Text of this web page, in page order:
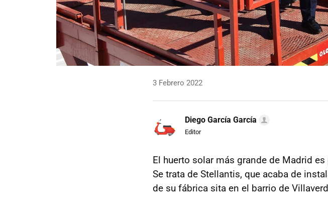
3 Febrero 2022
Diego García García
Editor
El huerto solar más grande de Madrid
Se trata de Stellantis, que acaba de
de su fábrica sita en el barrio de